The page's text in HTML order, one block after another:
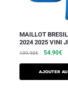
MAILLOT
2024 2025 VINI
109.90€ 54.90€
AJOUTER